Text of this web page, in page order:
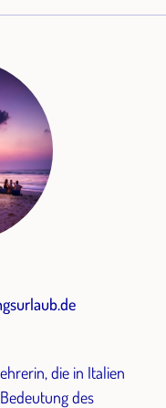
die in Italien
des